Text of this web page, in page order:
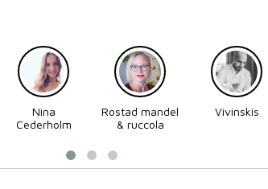
Nina
Cederholm
Rostad mandel
& ruccola
Vivinskis